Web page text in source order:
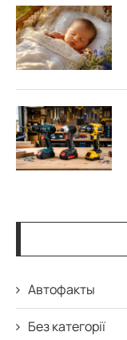
Автофакты
Без категорії